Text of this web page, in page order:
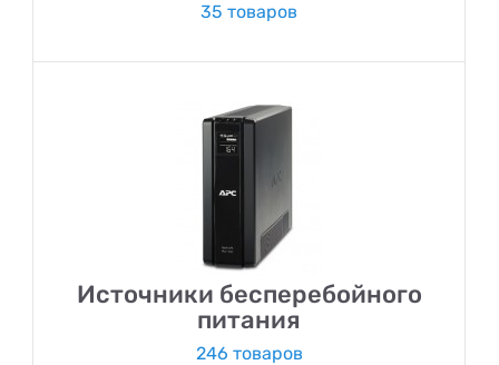
35 товаров
Источники бесперебойного
питания
246 товаров